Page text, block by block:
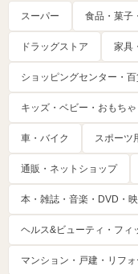
スーパー 食品・菓子
ドラッグストア 家具
ショッピングセンター・
キッズ・ベビー・おもちゃ
車・バイク スポーツ
通販・ネットショップ
本・雑誌・音楽・DVD・
ヘルス&ビューティ・フィ
マンション・戸建・リフ